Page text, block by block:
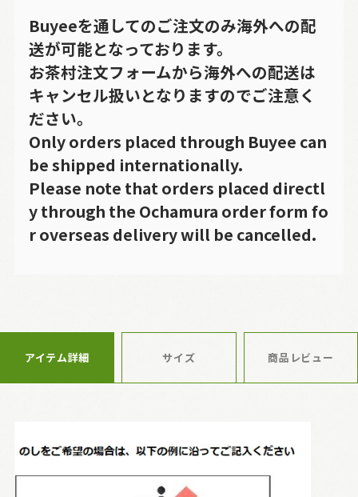
Buyeeを通してのご注文のみ海外への配
送が可能となっております。
お茶村注文フォームから海外への配送は
キャンセル扱いとなりますのでご注意く
ださい。
Only orders placed through Buyee can
be shipped internationally.
Please note that orders placed directl
y through the Ochamura order form fo
r overseas delivery will be cancelled.
アイテム詳細 サイズ 商品レビュー